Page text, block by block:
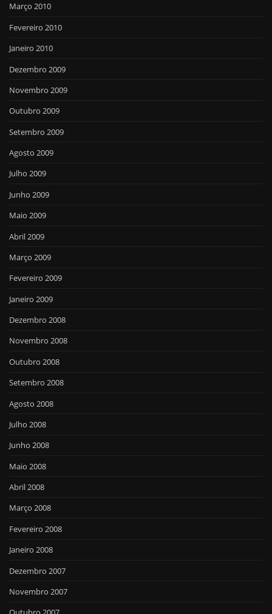
Março 2010
Fevereiro 2010
Janeiro 2010
Dezembro 2009
Novembro 2009
Outubro 2009
Setembro 2009
Agosto 2009
Julho 2009
Junho 2009
Maio 2009
Abril 2009
Março 2009
Fevereiro 2009
Janeiro 2009
Dezembro 2008
Novembro 2008
Outubro 2008
Setembro 2008
Agosto 2008
Julho 2008
Junho 2008
Maio 2008
Abril 2008
Março 2008
Fevereiro 2008
Janeiro 2008
Dezembro 2007
Novembro 2007